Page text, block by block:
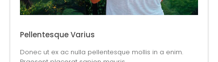
Pellentesque Varius
Donec ut ex ac nulla pellentesque mollis in a enim.